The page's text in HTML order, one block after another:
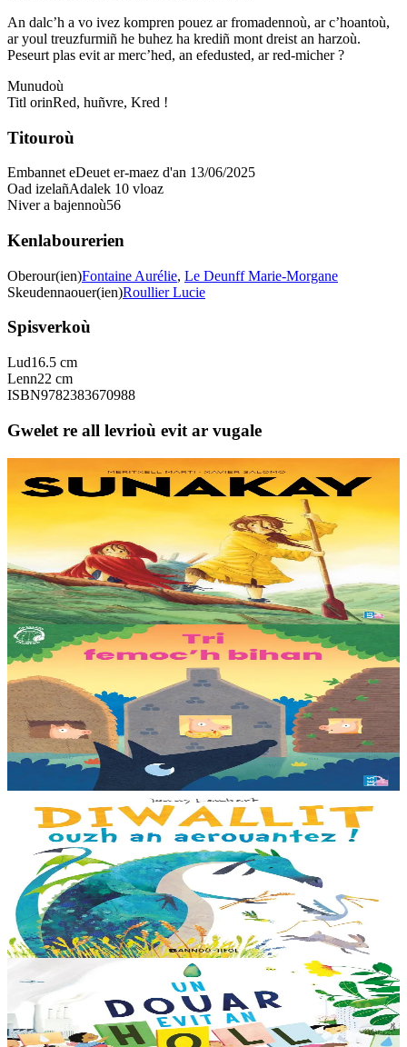
An dalc’h a vo ivez kompren pouez ar fromadennoù, ar c’hoantoù,
ar youl treuzfurmiñ he buhez ha krediñ mont dreist an harzoù.
Peseurt plas evit ar merc’hed, an efedusted, ar red-micher ?
Munudoù
Titl orinRed, huñvre, Kred !
Titouroù
Embannet eDeuet er-maez d'an 13/06/2025
Oad izelañAdalek 10 vloaz
Niver a bajennoù56
Kenlabourerien
Oberour(ien)Fontaine Aurélie, Le Deunff Marie-Morgane
Skeudennaouer(ien)Roullier Lucie
Spisverkoù
Lud16.5 cm
Lenn22 cm
ISBN9782383670988
Gwelet re all levrioù evit ar vugale
TES
Sunakay
Deuet eo ar mor da vezañ ur pezh lennad loustoni hep netra vev
ennañ ken. Div c’hoar zo o chom war un enez plastik, o klask bevañ
evel ma c’hallont, e-touez al lastez....
Er stok25,00 €
3 bloaz hag ouzhpenn
TES
Tri femoc'h bihan
Ur wech e oa tri femoc’h bihan hag a veve eürus gant o zud. Un
deiz koulskoude e voe poent da bep hini kaout e di ! Ur rummad
savet a-ratozh evit ar vugale...
Bannoù-heol
Diwallit ouzh an aerouantez !
Dreistordinal eo ti nevez Eflammez. Bleunioù zo, geot flour hag
amezeien plijus-tre. Sur eo ?... - N’out ket evit chom amañ ! a huch
al loened all dezhi. Ha...
Er stok13,00 €
Bannoù-heol
Un douar evit an holl